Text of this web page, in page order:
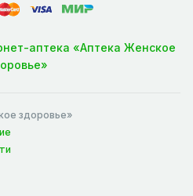
аптека «Аптека Женское
здоровье»